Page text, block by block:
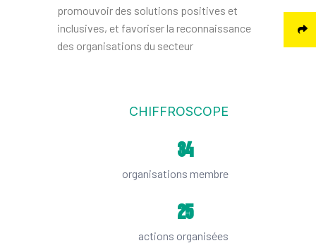
promouvoir des solutions positives et
inclusives, et favoriser la reconnaissance
des organisations du secteur
CHIFFROSCOPE
34
organisations membre
25
actions organisées